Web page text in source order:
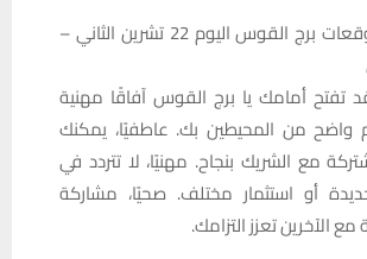
حظك اليوم وتوقعات برج القوس اليوم 22 تشرين الثاني –
تفتح أمامك يا برج القوس آفاقًا مهنية
من المحيطين بك. عاطفيًا، يمكنك
مع الشريك بنجاح. مهنيًا، لا تتردد في
أو استثمار مختلف. صحيًا، مشاركة
الآخرين تعزز التزامك.